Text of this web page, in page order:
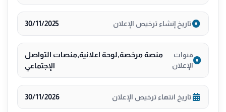
تاريخ إنشاء ترخيص الإعلان 30/11/2025
قنوات
الإعلان
منصة مرخصة,لوحة اعلانية,منصات التواصل
الإجتماعي
تاريخ انتهاء ترخيص الإعلان 30/11/2026